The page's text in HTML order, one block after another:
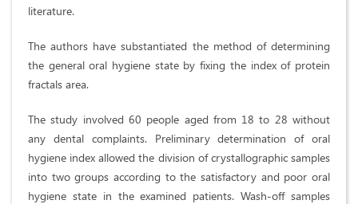
literature.
The authors have substantiated the method of determining
the general oral hygiene state by fixing the index of protein
fractals area.
The study involved 60 people aged from 18 to 28 without
any dental complaints. Preliminary determination of oral
hygiene index allowed the division of crystallographic samples
into two groups according to the satisfactory and poor oral
hygiene state in the examined patients. Wash-off samples